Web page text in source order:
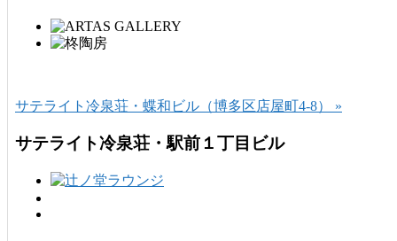
サテライト冷泉荘・蝶和ビル（博多区店屋町4-8） »
サテライト冷泉荘・駅前１丁目ビル